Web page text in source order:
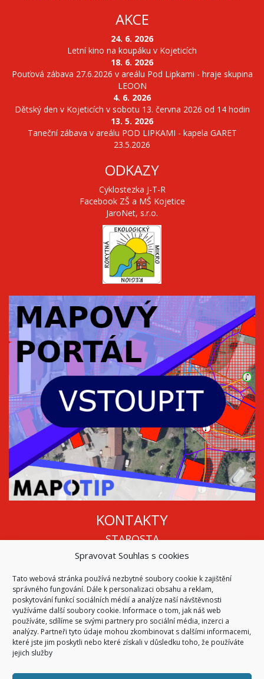
Spravovat Souhlas s cookies
Tato webová stránka používá nezbytné soubory cookie k zajištění
správného fungování. Dále k personalizaci obsahu a reklam,
poskytování funkcí sociálních médií a analýze naší návštěvnosti
využíváme další soubory cookie. Informace o tom, jak náš web
používáte, sdílíme se svými partnery pro sociální média, inzerci a
analýzy. Partneři tyto údaje mohou zkombinovat s dalšími informacemi,
které jste jim poskytli nebo které získali v důsledku toho, že používáte
jejich služby
AKCE
24. 6. 2026
Letní kino na koupáku v Kojeticích
18. 6. 2026
Pouťová zábava 27.6.2026 v areálu Pod Lipkami - hraje skupina
LEOON
4. 6. 2026
Dětský den v Kojeticích v sobotu 13. června 2026 od 14 hodin
13. 5. 2026
Taneční zábava v areálu POD LIPKAMI - kapela GARET
23.5.2026
ODKAZY
Cyklostezka J-T-R
Facebook ZŠ a MŠ Kojetice
JaroNet, s.r.o.
KONTAKTY
STAROSTA
Mgr. Roman Vala
info@oukojetice.cz
ÚŘEDNÍ HODINY
Po, St: 15:30 - 16:30
Všechny kontakty | Kde nás najdete